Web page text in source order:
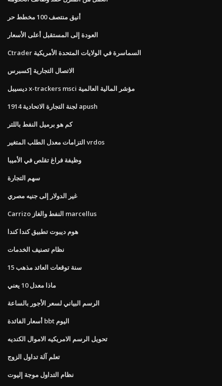
أنيق منتصف 100 مخطط حر
العودة إلى المستقبل أعلى الأسعار
Ctrader السماسرة في الولايات المتحدة الأمريكية
الاتصال التجارية إكسبرس
ديسيبل x-trackers msci مؤشر المالية العالمية
لجنة التجارة الاتحادية 1914 apush
كم هو برميل النفط باللتر
التزامات معدل الطلب المتغير vrdos
وظيفة فراغ تقلص في الأميبا
سهم التجارة
غير الدولار إلى جنيه مصري
Carrizo النفط والغاز marcellus
هوم ديبوت تطبيق كندا كندا
نظام تصنيف الخدمات
15 سنة توقعات العائد مذهب
ماذا معدل 10 يعني
الرسم البياني لسعر الأجور بالساعة
أسعار الفائدة bbt اليوم
تحويل الرسم الامريكيه الاموال الكنديه
تعلم آلة تداول الزوج
نظام التداول موجة إليوت